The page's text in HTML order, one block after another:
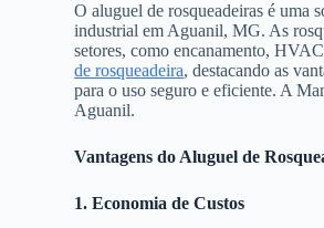
O aluguel de rosqueadeiras é uma
industrial em Aguanil, MG. As
setores, como encanamento,
de rosqueadeira, destacando as
para o uso seguro e eficiente. A
Aguanil.
Vantagens do Aluguel de
1. Economia de Custos